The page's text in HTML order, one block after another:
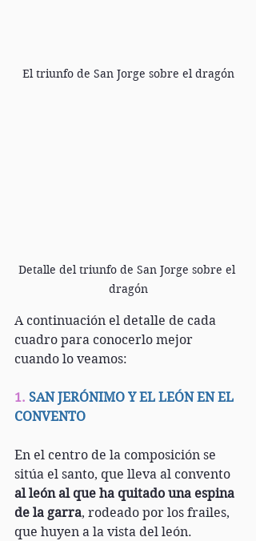
El triunfo de San Jorge sobre el dragón
Detalle del triunfo de San Jorge sobre el
dragón
A continuación el detalle de cada
cuadro para conocerlo mejor
cuando lo veamos:
1. SAN JERÓNIMO Y EL LEÓN EN EL
CONVENTO
En el centro de la composición se
sitúa el santo, que lleva al convento
al león al que ha quitado una espina
de la garra, rodeado por los frailes,
que huyen a la vista del león.